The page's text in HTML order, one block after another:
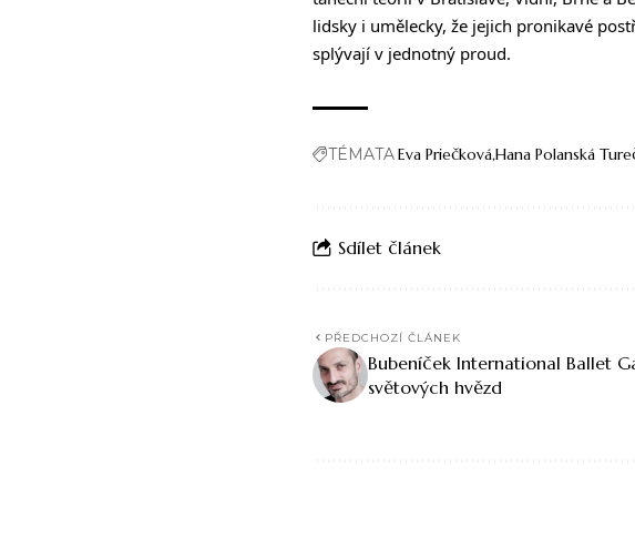
lidsky i umělecky, že jejich pronikavé
splývají v jednotný proud.
TÉMATAEva PriečkováHana Polanská
Sdílet článek
PŘEDCHOZÍ ČLÁNEK
Bubeníček International Ballet
světových hvězd